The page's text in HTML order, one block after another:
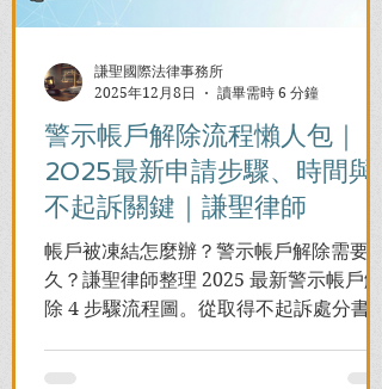
警示帳戶解除流程懶人包｜
2025最新申請步驟、時間與
不起訴關鍵｜謙聖律師
帳戶被凍結怎麼辦？警示帳戶解除需要多
久？謙聖律師整理 2025 最新警示帳戶解
除 4 步驟流程圖。從取得不起訴處分書到
謙聖國際法律事務所
2025年12月8日
讀畢需時 6 分鐘